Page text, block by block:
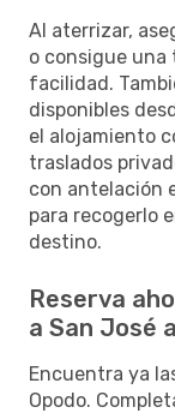
Al aterrizar,
o consigue una
facilidad.
disponibles
el alojamiento
traslados
con antelación
para recogerlo
destino.
Reserva
a San José
Encuentra ya
Opodo.